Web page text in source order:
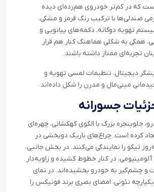
است که در کم‌تر خودروی هم‌رده‌ای دیده
صندلی‌ها با ترکیب رنگ قرمز و مشکی،
تهویه دوگانه، دکمه‌های پیانویی و
همگی به شکلی هماهنگ کنار هم قرار
تجربه‌ای ممتاز داشته باشند.
دیجیتال، تنظیمات لمسی تهویه و
مینی‌مال و مدرن را شکل داده‌اند.
جسورانه
جلوپنجره بزرگ با الگوی کهکشانی، چهره‌ای
کرده است. چراغ‌های باریک دوبخشی در
تیگو را نمایندگی می‌کنند. در بخش جانبی،
۱۸ اینچی آلومینیومی، در کنار خطوط کشیده و زاویه‌دار
و چشم‌گیر به خودرو بخشیده‌اند. در نمای
نئونی، امضای بصری برند فونیکس را